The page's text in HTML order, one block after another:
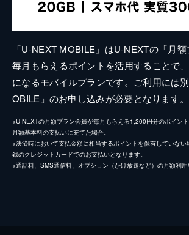
「U-NEXT MOBILE」はU-NEXTの「月
毎月もらえるポイントを活用することで
になるモバイルプランです。ご利用には
OBILE」のお申し込みが必要となります。
※U-NEXTの月額プラン会員が毎月もらえる1,200円分のポイン
月額基本料の支払いに充てた場合。
※決済時において支払金額に相当するポイントを保有していな
録のクレジットカードでのお支払いとなります。
※通話料、SMS通信料、オプション（かけ放題など）の月額利用